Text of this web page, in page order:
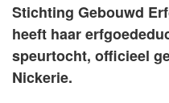
Stichting Gebouwd
heeft haar
speurtocht, officieel
Nickerie.